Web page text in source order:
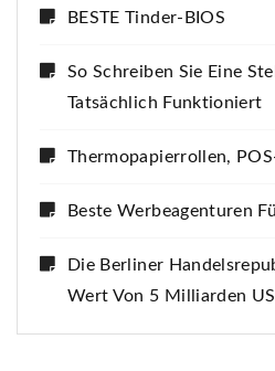
BESTE Tinder-BIOS
So Schreiben Sie Eine
Tatsächlich Funktioniert
Thermopapierrollen,
Beste Werbeagenturen
Die Berliner
Wert Von 5 Milliarden